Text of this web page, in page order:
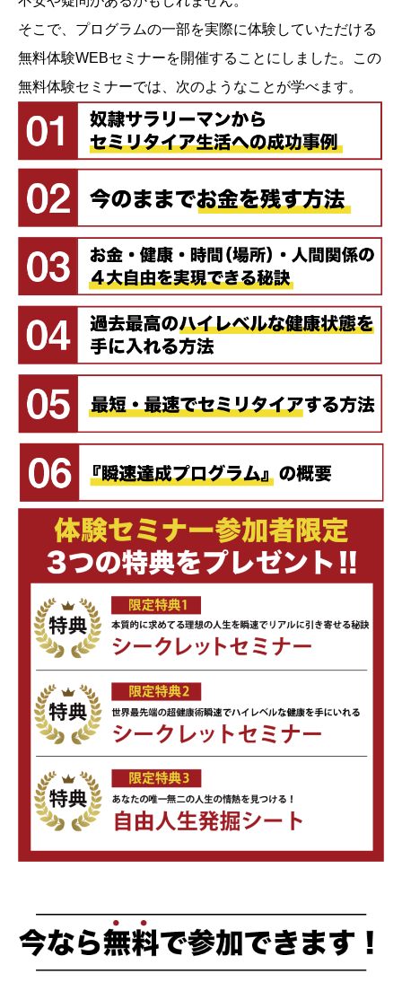
そこで、プログラムの一部を実際に体験していただける
無料体験WEBセミナーを開催することにしました。この
無料体験セミナーでは、次のようなことが学べます。